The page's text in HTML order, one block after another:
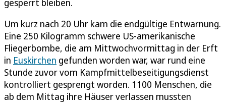
Um kurz nach 20 Uhr kam die endgültige Entwarnung.
Eine 250 Kilogramm schwere US-amerikanische
Fliegerbombe, die am Mittwochvormittag in der Erft
in Euskirchen gefunden worden war, war rund eine
Stunde zuvor vom Kampfmittelbeseitigungsdienst
kontrolliert gesprengt worden. 1100 Menschen, die
ab dem Mittag ihre Häuser verlassen mussten